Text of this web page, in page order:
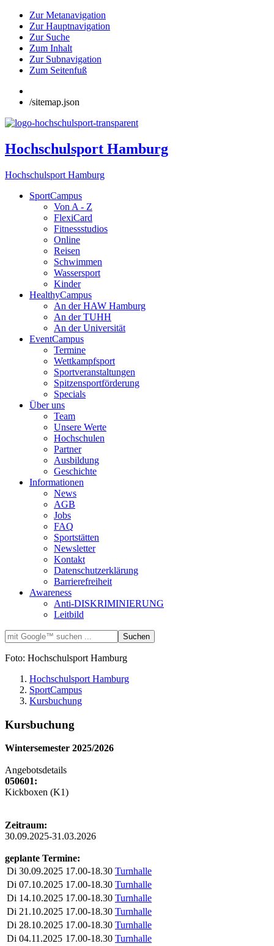
Zur Metanavigation
Zur Hauptnavigation
Zur Suche
Zum Inhalt
Zur Subnavigation
Zum Seitenfuß
/sitemap.json
Hochschulsport Hamburg
Hochschulsport Hamburg
SportCampus
Von A - Z
FlexiCard
Fitnessstudios
Online
Reisen
Schwimmen
Wassersport
Kinder
HealthyCampus
An der HAW Hamburg
An der TUHH
An der Universität
EventCampus
Termine
Wettkampfsport
Sportveranstaltungen
Spitzensportförderung
Specials
Über uns
Team
Unsere Werte
Hochschulen
Partner
Ausbildung
Geschichte
Informationen
News
AGB
Jobs
FAQ
Sportstätten
Newsletter
Kontakt
Datenschutzerklärung
Barrierefreiheit
Awareness
Anti-DISKRIMINIERUNG
Leitbild
Foto: Hochschulsport Hamburg
Hochschulsport Hamburg
SportCampus
Kursbuchung
Kursbuchung
Wintersemester 2025/2026
Angebotsdetails
050601:
Kickboxen (K1)
Zeitraum:
30.09.2025-31.03.2026
geplante Termine:
Di 30.09.2025 17.00-18.30 Turnhalle
Di 07.10.2025 17.00-18.30 Turnhalle
Di 14.10.2025 17.00-18.30 Turnhalle
Di 21.10.2025 17.00-18.30 Turnhalle
Di 28.10.2025 17.00-18.30 Turnhalle
Di 04.11.2025 17.00-18.30 Turnhalle